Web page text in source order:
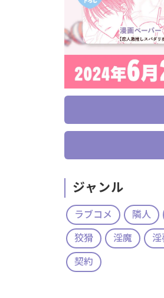
ジャンル
ラブコメ 隣人
狡猾 淫魔 淫
契約